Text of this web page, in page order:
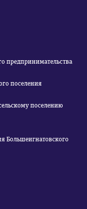
предпринимательства
поселения
поселению
Большеигнатовского